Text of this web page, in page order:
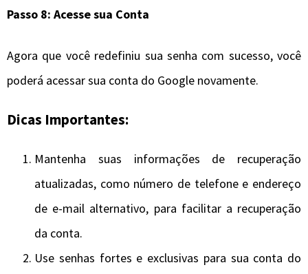
Passo 8: Acesse sua Conta
Agora que você redefiniu sua senha com sucesso, você
poderá acessar sua conta do Google novamente.
Dicas Importantes:
Mantenha suas informações de recuperação
atualizadas, como número de telefone e endereço
de e-mail alternativo, para facilitar a recuperação
da conta.
Use senhas fortes e exclusivas para sua conta do